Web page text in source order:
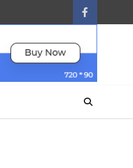
facebook